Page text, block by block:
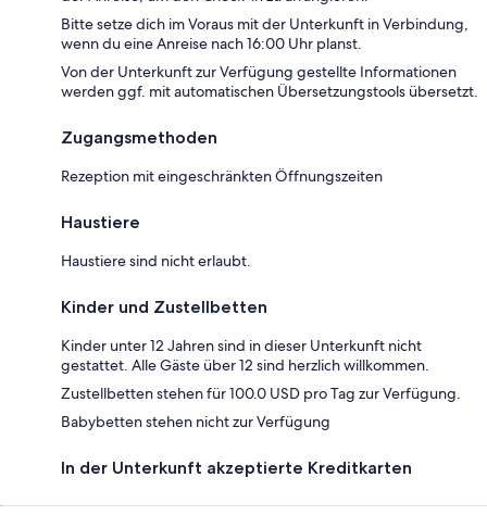
Bitte setze dich im Voraus mit der Unterkunft in Verbindung,
wenn du eine Anreise nach 16:00 Uhr planst.
Von der Unterkunft zur Verfügung gestellte Informationen
werden ggf. mit automatischen Übersetzungstools übersetzt.
Zugangsmethoden
Rezeption mit eingeschränkten Öffnungszeiten
Haustiere
Haustiere sind nicht erlaubt.
Kinder und Zustellbetten
Kinder unter 12 Jahren sind in dieser Unterkunft nicht
gestattet. Alle Gäste über 12 sind herzlich willkommen.
Zustellbetten stehen für 100.0 USD pro Tag zur Verfügung.
Babybetten stehen nicht zur Verfügung
In der Unterkunft akzeptierte Kreditkarten